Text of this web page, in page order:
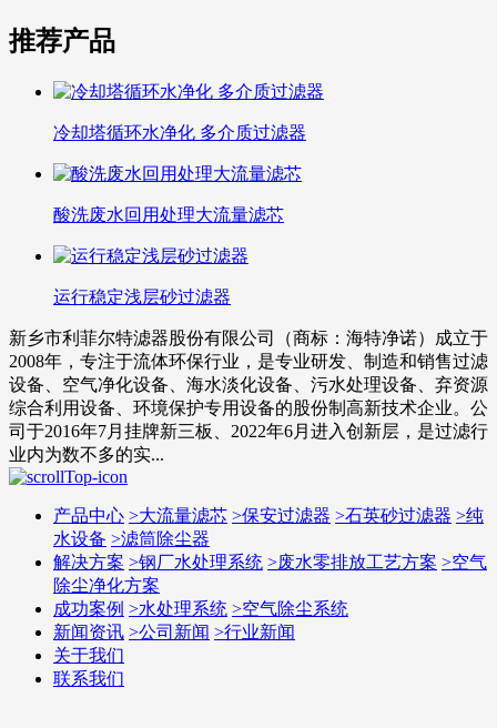
推荐产品
冷却塔循环水净化 多介质过滤器
酸洗废水回用处理大流量滤芯
运行稳定浅层砂过滤器
新乡市利菲尔特滤器股份有限公司（商标：海特净诺）成立于
2008年，专注于流体环保行业，是专业研发、制造和销售过滤
设备、空气净化设备、海水淡化设备、污水处理设备、弃资源
综合利用设备、环境保护专用设备的股份制高新技术企业。公
司于2016年7月挂牌新三板、2022年6月进入创新层，是过滤行
业内为数不多的实...
产品中心 >大流量滤芯 >保安过滤器 >石英砂过滤器 >纯
水设备 >滤筒除尘器
解决方案 >钢厂水处理系统 >废水零排放工艺方案 >空气
除尘净化方案
成功案例 >水处理系统 >空气除尘系统
新闻资讯 >公司新闻 >行业新闻
关于我们
联系我们